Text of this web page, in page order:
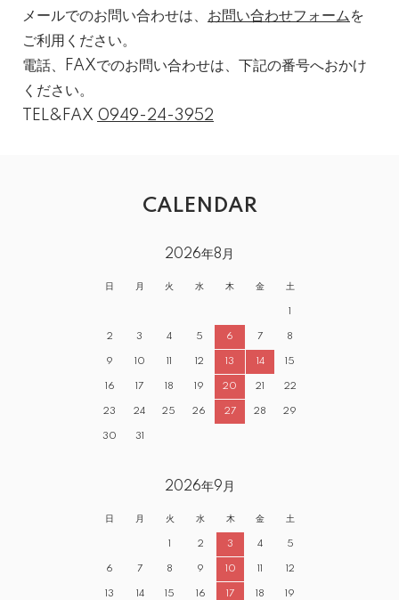
メールでのお問い合わせは、 お問い合わせフォームを
ご利用ください。
電話、FAXでのお問い合わせは、下記の番号へおかけ
ください。
TEL&FAX 0949-24-3952
CALENDAR
2026年8月
日 月 火 水 木 金 土
1
2 3 4 5 6 7 8
9 10 11 12 13 14 15
16 17 18 19 20 21 22
23 24 25 26 27 28 29
30 31
2026年9月
日 月 火 水 木 金 土
1 2 3 4 5
6 7 8 9 10 11 12
13 14 15 16 17 18 19